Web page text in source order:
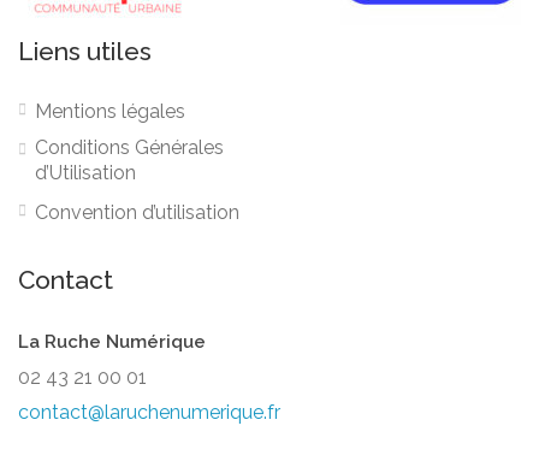
Liens utiles
Mentions légales
Conditions Générales
d’Utilisation
Convention d’utilisation
Contact
La Ruche Numérique
02 43 21 00 01
contact@laruchenumerique.fr